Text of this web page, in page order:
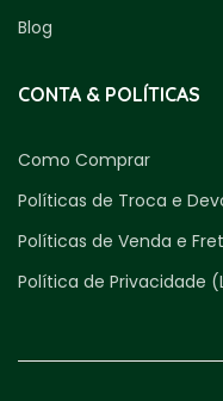
Blog
CONTA & POLÍTICAS
Como Comprar
Políticas de Troca e
Políticas de Venda e
Política de Privacidade